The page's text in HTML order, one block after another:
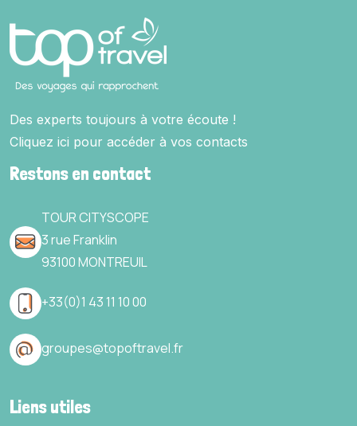
Des experts toujours à votre écoute !
Cliquez ici pour accéder à vos contacts
Restons en contact
TOUR CITYSCOPE
3 rue Franklin
93100 MONTREUIL
+33(0)1 43 11 10 00
groupes@topoftravel.fr
Liens utiles